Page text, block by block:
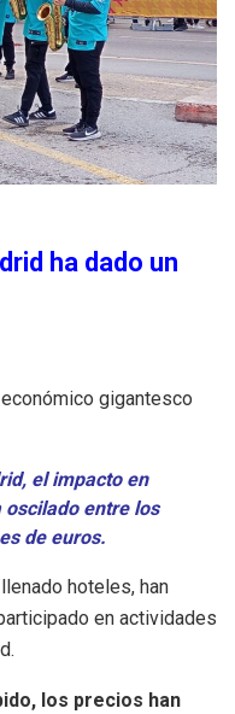
ha dado un
gigantesco
el impacto en
entre los
de euros.
hoteles, han
en actividades
los precios han